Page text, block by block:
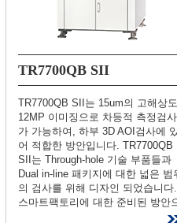
TR7700QB SII
TR7700QB SII는 15um의 고해상도
12MP 이미징으로 차등적 측정검사
가 가능하여, 하부 3D AOI검사에
어 적합한 방안입니다. TR7700QB
SII는 Through-hole 기술 부품들과
Dual in-line 패키지에 대한 넓은 범
의 검사를 위해 디자인 되었습니다.
스마트팩토리에 대한 준비된 방안
로 MES와 연결 및 데이터 교환이